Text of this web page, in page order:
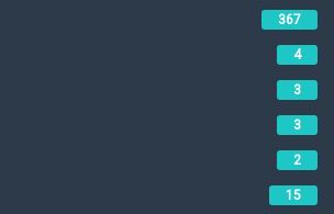
367
4
3
3
2
15